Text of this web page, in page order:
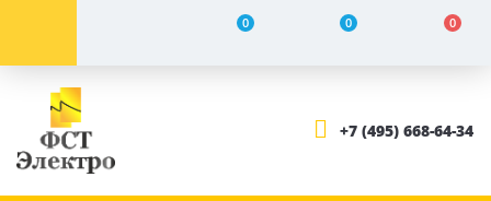
0 0 0
+7 (495) 668-64-34